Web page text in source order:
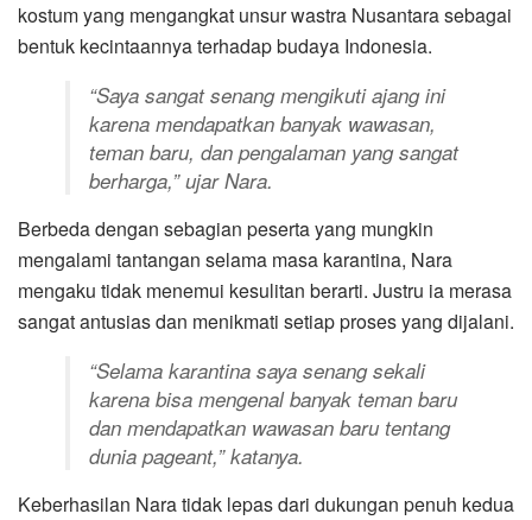
kostum yang mengangkat unsur wastra Nusantara sebagai
bentuk kecintaannya terhadap budaya Indonesia.
“Saya sangat senang mengikuti ajang ini
karena mendapatkan banyak wawasan,
teman baru, dan pengalaman yang sangat
berharga,” ujar Nara.
Berbeda dengan sebagian peserta yang mungkin
mengalami tantangan selama masa karantina, Nara
mengaku tidak menemui kesulitan berarti. Justru ia merasa
sangat antusias dan menikmati setiap proses yang dijalani.
“Selama karantina saya senang sekali
karena bisa mengenal banyak teman baru
dan mendapatkan wawasan baru tentang
dunia pageant,” katanya.
Keberhasilan Nara tidak lepas dari dukungan penuh kedua